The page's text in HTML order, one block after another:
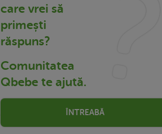
care vrei să
primești
răspuns?
Comunitatea
Qbebe te ajută.
ÎNTREABĂ